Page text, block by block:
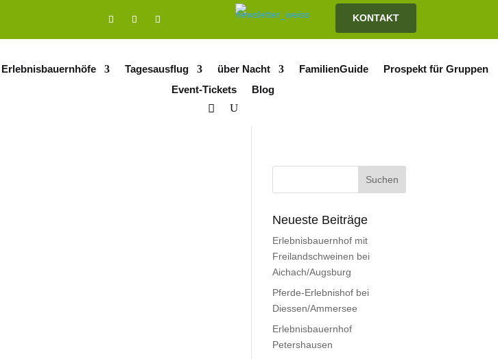
KONTAKT
Erlebnisbauernhöfe Tagesausflug über Nacht FamilienGuide
Prospekt für Gruppen
Event-Tickets
Blog
Neueste Beiträge
Erlebnisbauernhof mit
Freilandschweinen bei
Aichach/Augsburg
Pferde-Erlebnishof bei
Diessen/Ammersee
Erlebnisbauernhof
Petershausen